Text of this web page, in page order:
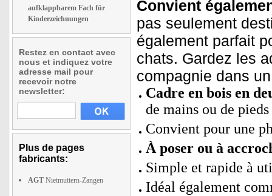
aufklappbarem Fach für
Kinderzeichnungen
Restez en contact avec
nous et indiquez votre
adresse mail pour
recevoir notre
newsletter:
Plus de pages
fabricants:
AGT Nietmuttern-Zangen
Convient
pas seulement
également parfait
chats. Gardez les
compagnie dans
Cadre en bois en
de mains ou de pieds
Convient pour une
À poser ou à
Simple et rapide à
Idéal également